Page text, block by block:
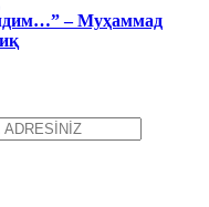
– Муҳаммад